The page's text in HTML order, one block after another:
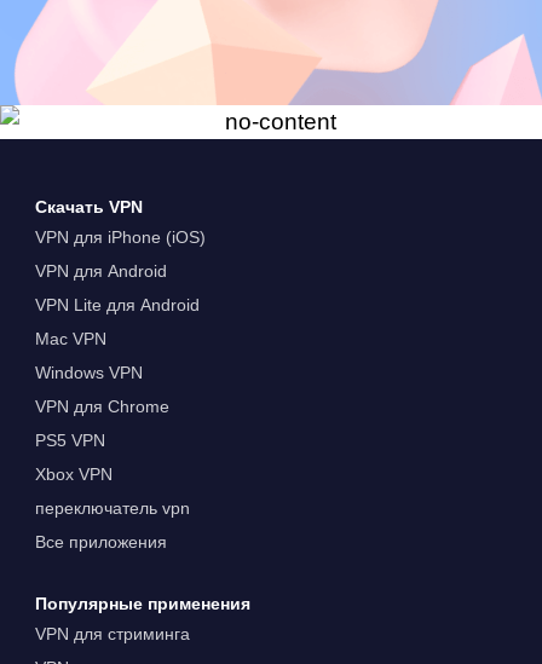
Скачать VPN
VPN для iPhone (iOS)
VPN для Android
VPN Lite для Android
Mac VPN
Windows VPN
VPN для Chrome
PS5 VPN
Xbox VPN
переключатель vpn
Все приложения
Популярные применения
VPN для стриминга